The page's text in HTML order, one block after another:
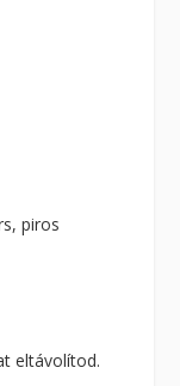
piros
eltávolítod.